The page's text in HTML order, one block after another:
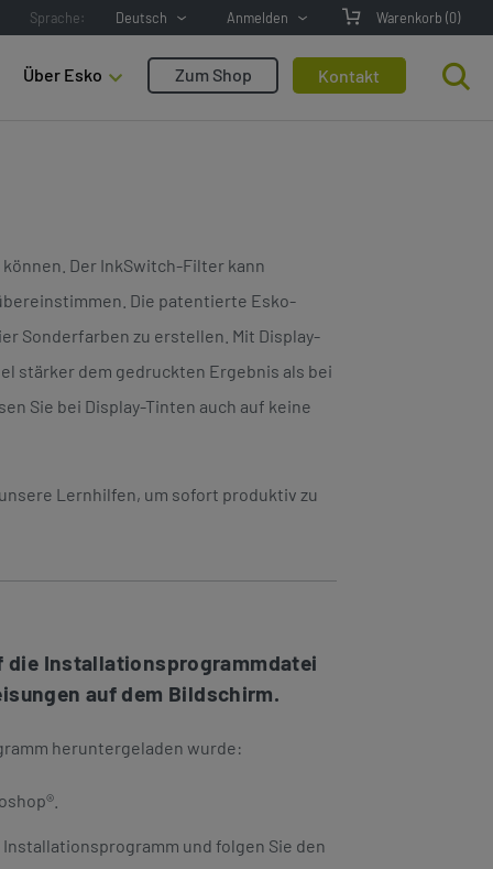
Sprache: Deutsch Anmelden Warenkorb (0)
Über Esko Zum Shop Kontakt
Der InkSwitch-Filter kann
Die patentierte Esko-
Sonderfarben zu erstellen. Mit Display-
stärker dem gedruckten Ergebnis als bei
Sie bei Display-Tinten auch auf keine
Lernhilfen, um sofort produktiv zu
die Installationsprogrammdatei
auf dem Bildschirm.
heruntergeladen wurde:
und folgen Sie den